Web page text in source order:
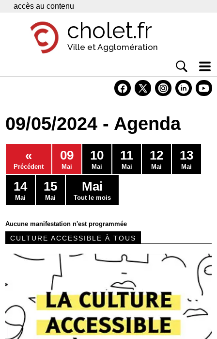
Panneau de gestion des cookies
accès au contenu
cholet.fr
Ville et Agglomération
Economie
Services
Contacts
09/05/2024 - Agenda
«
Précédent
09
Mai
10
Mai
11
Mai
12
Mai
13
Mai
14
Mai
15
Mai
Mai
Tout le mois
Aucune manifestation n'est programmée
CULTURE ACCESSIBLE À TOUS